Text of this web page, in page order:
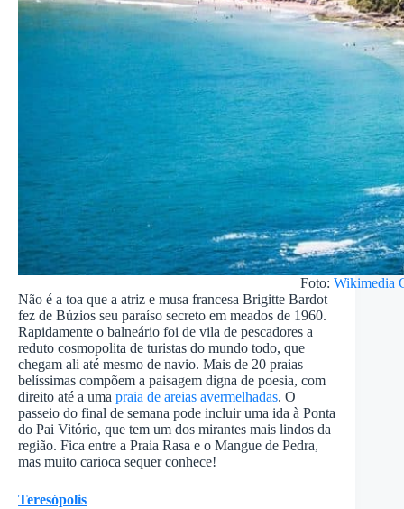
Foto: Wikimedia
Não é a toa que a atriz e musa francesa Brigitte Bardot
fez de Búzios seu paraíso secreto em meados de 1960.
Rapidamente o balneário foi de vila de pescadores a
reduto cosmopolita de turistas do mundo todo, que
chegam ali até mesmo de navio. Mais de 20 praias
belíssimas compõem a paisagem digna de poesia, com
direito até a uma praia de areias avermelhadas. O
passeio do final de semana pode incluir uma ida à Ponta
do Pai Vitório, que tem um dos mirantes mais lindos da
região. Fica entre a Praia Rasa e o Mangue de Pedra,
mas muito carioca sequer conhece!
Teresópolis